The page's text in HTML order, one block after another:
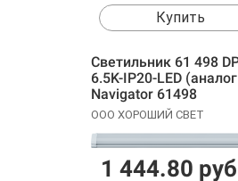
Купить
Светильник 61 498
6.5K-IP20-LED
Navigator 61498
ООО ХОРОШИЙ СВЕТ
1 444.80